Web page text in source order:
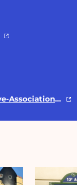
/24-Ao%C3%BBt-1944-la-nueve-Association-110097528155744